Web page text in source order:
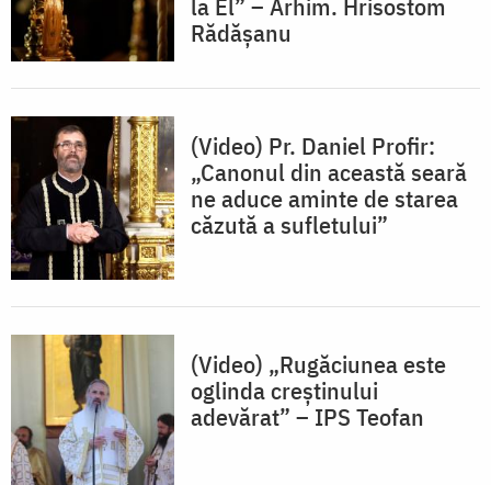
la El” – Arhim. Hrisostom
Rădășanu
(Video) Pr. Daniel Profir:
„Canonul din această seară
ne aduce aminte de starea
căzută a sufletului”
(Video) „Rugăciunea este
oglinda creștinului
adevărat” – IPS Teofan